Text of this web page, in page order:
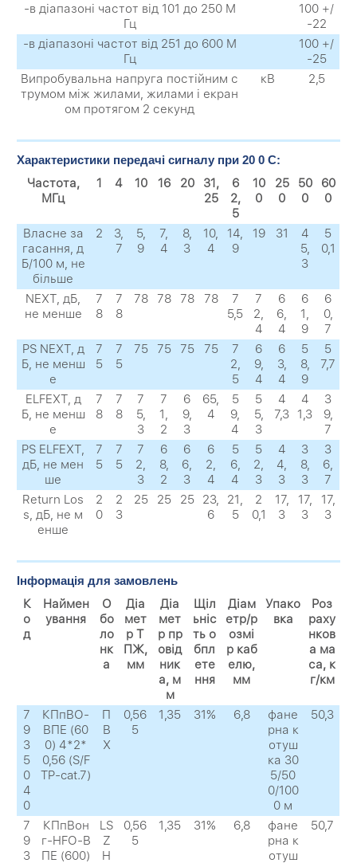
-в діапазоні частот від 101 до 250 М
Гц
100 +/
-22
-в діапазоні частот від 251 до 600 М
Гц
100 +/
-25
Випробувальна напруга постійним с
трумом між жилами, жилами і екран
ом протягом 2 секунд
кВ 2,5
Характеристики передачі сигналу при 20 0 C:
Частота,
МГц
1 4 10 16 20
31,
25
6
2,
5
10
0
25
0
50
0
60
0
Власне за
гасання, д
Б/100 м, не
більше
2
3,
7
5,
9
7,
4
8,
3
10,
4
14,
9
19 31
4
5,
3
5
0,1
NEXТ, дБ,
не менше
7
8
7
8
78 78 78 78
7
5,5
7
2,
4
6
6,
4
6
1,
9
6
0,
7
PS NEXТ, д
Б, не менш
е
7
5
7
5
75 75 75 75
7
2,
5
6
9,
4
6
3,
4
5
8,
9
5
7,7
ELFEXТ, д
Б, не менш
е
7
8
7
8
7
5,
3
7
1,
2
6
9,
3
65,
4
5
9,
4
5
5,
3
4
7,3
4
1,3
3
9,
7
PS ELFEXТ,
дБ, не мен
ше
7
5
7
5
7
2,
3
6
8,
2
6
6,
3
6
2,
4
5
6,
4
5
2,
3
4
4,
3
3
8,
3
3
6,
7
Return Los
s, дБ, не м
енше
2
0
2
3
25 25 25
23,
6
21,
5
2
0,1
17,
3
17,
3
17,
3
Інформація для замовлень
К
о
д
Наймен
ування
О
бо
ло
нк
а
Діа
мет
р Т
ПЖ,
мм
Діа
мет
р пр
овід
ник
а, м
м
Щіл
ьніс
ть о
бпл
ете
ння
Діам
етр/р
озмі
р каб
елю,
мм
Упако
вка
Роз
раху
нков
а ма
са, к
г/км
7
9
3
5
0
4
0
КПпВО-
ВПЕ (60
0) 4*2*
0,56 (S/F
TP-cat.7)
П
В
Х
0,56
5
1,35 31% 6,8
фане
рна к
отуш
ка 30
5/50
0/100
0 м
50,3
7
9
3
КПпВон
г-HFО-В
ПЕ (600)
LS
Z
H
0,56
5
1,35 31% 6,8
фане
рна к
отуш
50,7